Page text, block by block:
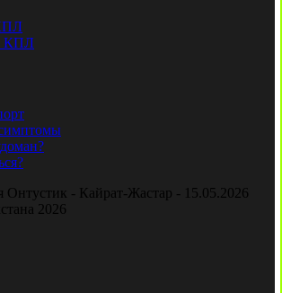
КПЛ
Онтустик - Кайрат-Жастар - 15.05.2026
2026